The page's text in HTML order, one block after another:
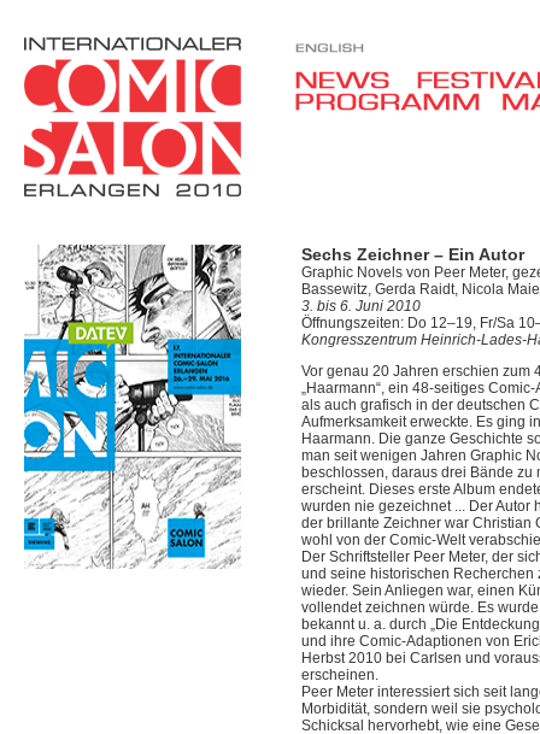
Sechs Zeichner – Ein Autor
Graphic Novels von Peer Meter,
Bassewitz, Gerda Raidt, Nicola
3. bis 6. Juni 2010
Öffnungszeiten: Do 12–19, Fr/Sa
Kongresszentrum Heinrich-Lades-
Vor genau 20 Jahren erschien zum
„Haarmann“, ein 48-seitiges
als auch grafisch in der deutschen
Aufmerksamkeit erweckte. Es ging
Haarmann. Die ganze Geschichte
man seit wenigen Jahren Graphic
beschlossen, daraus drei Bände
erscheint. Dieses erste Album
wurden nie gezeichnet ... Der Autor
der brillante Zeichner war Christian
wohl von der Comic-Welt
Der Schriftsteller Peer Meter, der
und seine historischen
wieder. Sein Anliegen war, einen
vollendet zeichnen würde. Es
bekannt u. a. durch „Die
und ihre Comic-Adaptionen von
Herbst 2010 bei Carlsen und
erscheinen.
Peer Meter interessiert sich seit
Morbidität, sondern weil sie
Schicksal hervorhebt, wie eine